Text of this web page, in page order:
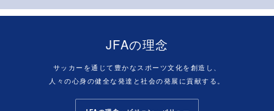
JFAの理念
サッカーを通じて豊かなスポーツ文化を創造し、
人々の心身の健全な発達と社会の発展に貢献する。